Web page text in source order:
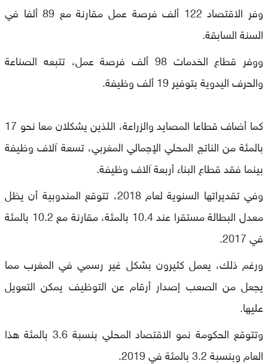
وفر الاقتصاد 122 ألف فرصة عمل مقارنة مع 89 ألفا في
السنة السابقة.
ووفر قطاع الخدمات 98 ألف فرصة عمل، تتبعه الصناعة
والحرف اليدوية بتوفير 19 ألف وظيفة.
كما أضاف قطاعا المصايد والزراعة، اللذين يشكلان معا نحو 17
بالمئة من الناتج المحلي الإجمالي المغربي، تسعة آلاف وظيفة
بينما فقد قطاع البناء أربعة آلاف وظيفة.
وفي تقديراتها السنوية لعام 2018، تتوقع المندوبية أن يظل
معدل البطالة مستقرا عند 10.4 بالمئة، مقارنة مع 10.2 بالمئة
في 2017.
ورغم ذلك، يعمل كثيرون بشكل غير رسمي في المغرب مما
يجعل من الصعب إصدار أرقام عن التوظيف يمكن التعويل
عليها.
وتتوقع الحكومة نمو الاقتصاد المحلي بنسبة 3.6 بالمئة هذا
العام وبنسبة 3.2 بالمئة في 2019.